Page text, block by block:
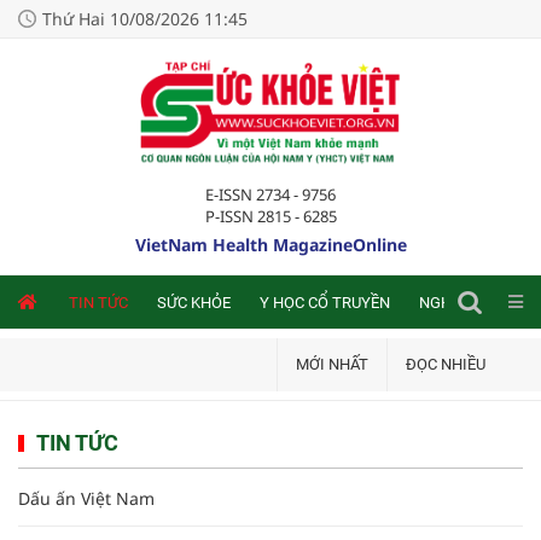
Thứ Hai 10/08/2026 11:45
E-ISSN 2734 - 9756
P-ISSN 2815 - 6285
VietNam Health MagazineOnline
TIN TỨC SỨC KHỎE Y HỌC CỔ TRUYỀN NGHIÊN CỨU
MỚI NHẤT ĐỌC NHIỀU
TIN TỨC
Dấu ấn Việt Nam